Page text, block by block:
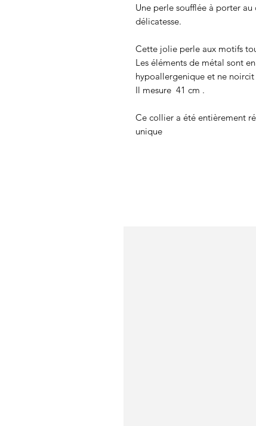
Une perle soufflée à porter au
délicatesse.
Cette jolie perle aux motifs
Les éléments de métal sont
hypoallergenique et ne noircit
Il mesure 41 cm .
Ce collier a été entièrement
unique